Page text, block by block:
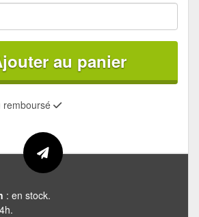
au panier
remboursé
: en stock.